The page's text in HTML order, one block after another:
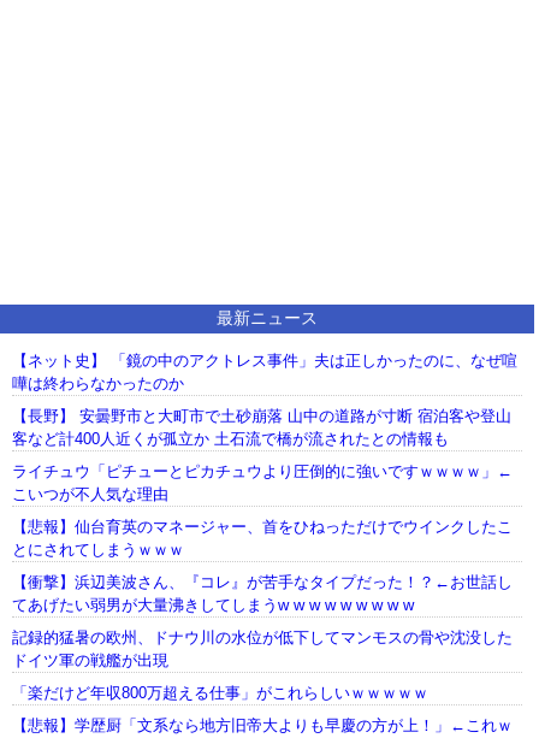
最新ニュース
【ネット史】 「鏡の中のアクトレス事件」夫は正しかったのに、なぜ喧
嘩は終わらなかったのか
【長野】 安曇野市と大町市で土砂崩落 山中の道路が寸断 宿泊客や登山
客など計400人近くが孤立か 土石流で橋が流されたとの情報も
ライチュウ「ピチューとピカチュウより圧倒的に強いですｗｗｗｗ」←
こいつが不人気な理由
【悲報】仙台育英のマネージャー、首をひねっただけでウインクしたこ
とにされてしまうｗｗｗ
【衝撃】浜辺美波さん、『コレ』が苦手なタイプだった！？←お世話し
てあげたい弱男が大量沸きしてしまうw w w w w w w w w
記録的猛暑の欧州、ドナウ川の水位が低下してマンモスの骨や沈没した
ドイツ軍の戦艦が出現
「楽だけど年収800万超える仕事」がこれらしいｗｗｗｗｗ
【悲報】学歴厨「文系なら地方旧帝大よりも早慶の方が上！」←これｗ